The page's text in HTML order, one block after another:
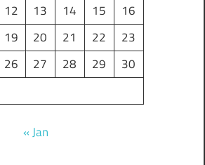
12 13 14 15
16
19 20 21 22
23
26 27 28 29
30
« Jan